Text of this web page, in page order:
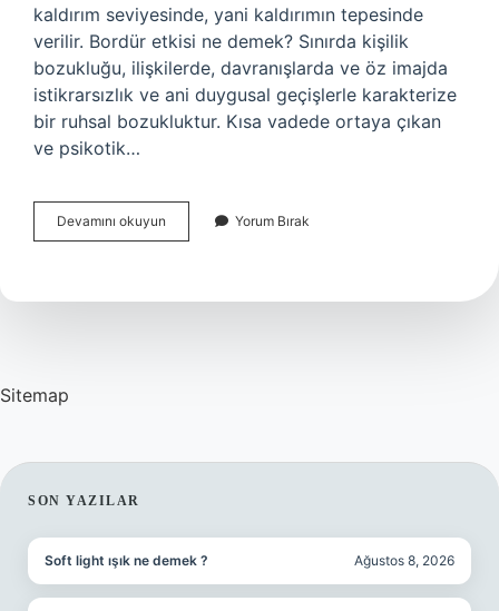
kaldırım seviyesinde, yani kaldırımın tepesinde
verilir. Bordür etkisi ne demek? Sınırda kişilik
bozukluğu, ilişkilerde, davranışlarda ve öz imajda
istikrarsızlık ve ani duygusal geçişlerle karakterize
bir ruhsal bozukluktur. Kısa vadede ortaya çıkan
ve psikotik…
Devamını okuyun
Yüksekliği
Yorum Bırak
Sitemap
SIDEBAR
SON YAZILAR
Soft light ışık ne demek ? Ağustos 8, 2026